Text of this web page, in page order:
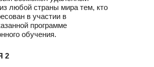
любой страны мира тем, кто
в участии в
программе
обучения.
2